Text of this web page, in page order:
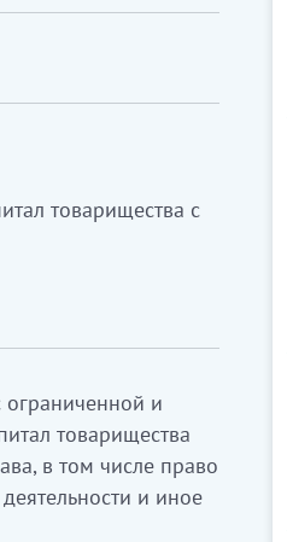
товарищества с
и
товарищества
в том числе право
и иное